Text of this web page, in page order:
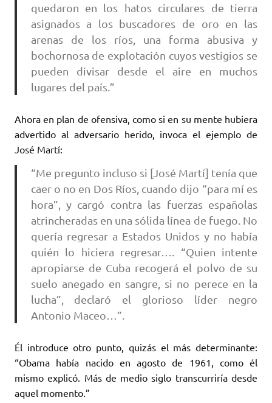
quedaron en los hatos circulares de tierra
asignados a los buscadores de oro en las
arenas de los ríos, una forma abusiva y
bochornosa de explotación cuyos vestigios se
pueden divisar desde el aire en muchos
lugares del país.”
Ahora en plan de ofensiva, como si en su mente hubiera
advertido al adversario herido, invoca el ejemplo de
José Martí:
“Me pregunto incluso si [José Martí] tenía que
caer o no en Dos Ríos, cuando dijo “para mí es
hora”, y cargó contra las fuerzas españolas
atrincheradas en una sólida línea de fuego. No
quería regresar a Estados Unidos y no había
quién lo hiciera regresar…. “Quien intente
apropiarse de Cuba recogerá el polvo de su
suelo anegado en sangre, si no perece en la
lucha”, declaró el glorioso líder negro
Antonio Maceo…”.
Él introduce otro punto, quizás el más determinante:
“Obama había nacido en agosto de 1961, como él
mismo explicó. Más de medio siglo transcurriría desde
aquel momento.”